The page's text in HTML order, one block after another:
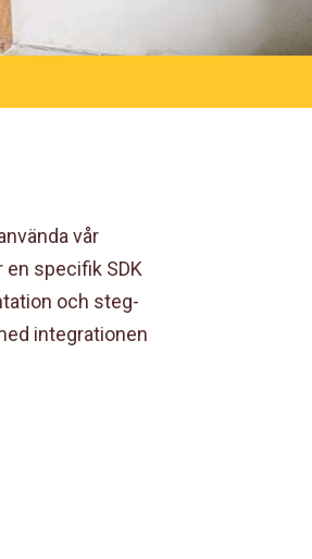
vår
specifik SDK
och steg-
integrationen